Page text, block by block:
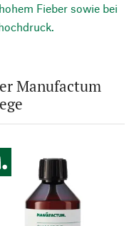
Fieber sowie bei
Manufactum